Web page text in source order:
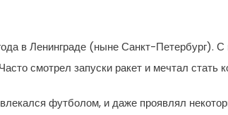
в Ленинграде (ныне Санкт-Петербург).
смотрел запуски ракет и мечтал стать
футболом, и даже проявлял